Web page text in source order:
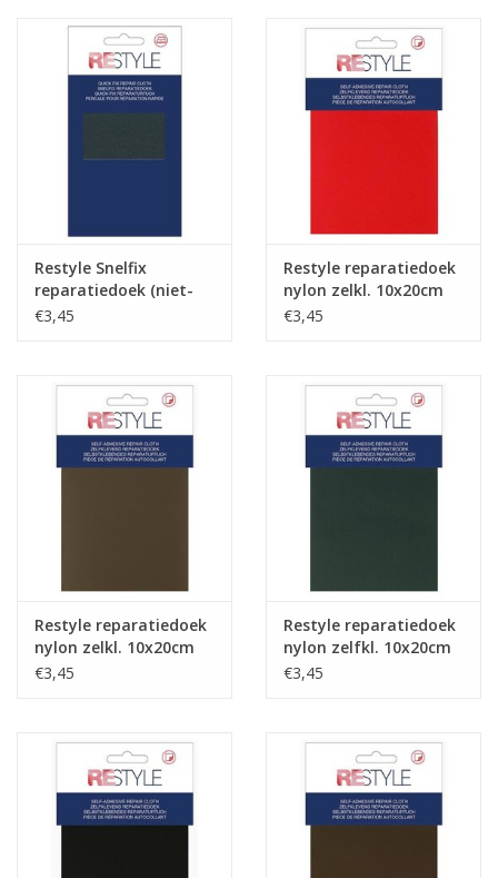
Restyle Snelfix
reparatiedoek (niet-
rekbaar) kaki 542
€3,45
Restyle reparatiedoek
nylon zelkl. 10x20cm
rood 722
€3,45
Restyle reparatiedoek
nylon zelkl. 10x20cm
l.grijs 004
€3,45
Restyle reparatiedoek
nylon zelfkl. 10x20cm
d.groen 461
€3,45